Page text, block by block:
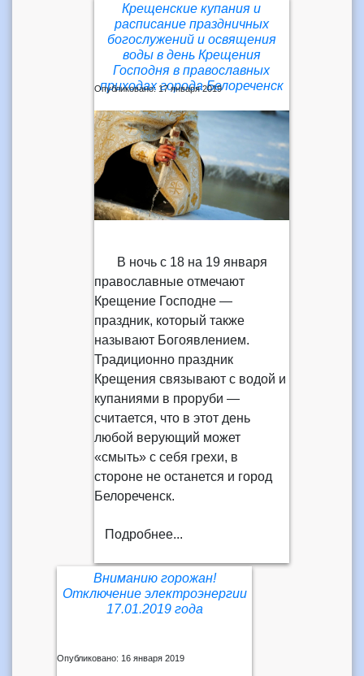
Крещенские купания и
расписание праздничных
богослужений и освящения
воды в день Крещения
Господня в православных
приходах города Белореченск
Опубликовано: 17 января 2019
В ночь с 18 на 19 января
православные отмечают
Крещение Господне —
праздник, который также
называют Богоявлением.
Традиционно праздник
Крещения связывают с водой и
купаниями в проруби —
считается, что в этот день
любой верующий может
«смыть» с себя грехи, в
стороне не останется и город
Белореченск.
Подробнее...
Вниманию горожан!
Отключение электроэнергии
17.01.2019 года
Опубликовано: 16 января 2019